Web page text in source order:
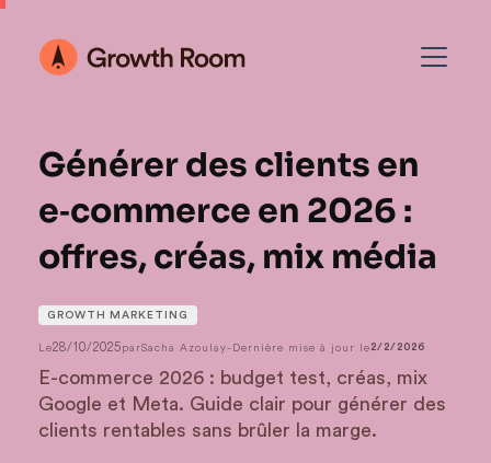
Générer des clients en
e‑commerce en 2026 :
offres, créas, mix média
GROWTH MARKETING
Le28/10/2025parSacha Azoulay- Dernière mise à jour le 2/2/2026
E-commerce 2026 : budget test, créas, mix
Google et Meta. Guide clair pour générer des
clients rentables sans brûler la marge.